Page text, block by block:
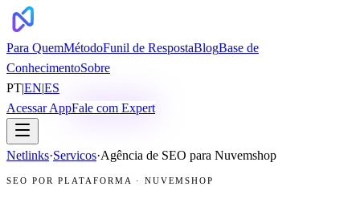
Para QuemMétodoFunil de RespostaBlogBase de
ConhecimentoSobre
PT|EN|ES
Acessar AppFale com Expert
Netlinks·Servicos·Agência de SEO para Nuvemshop
SEO POR PLATAFORMA · NUVEMSHOP